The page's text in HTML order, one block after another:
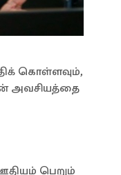
கொள்ளவும்,
அவசியத்தை
பெறும்